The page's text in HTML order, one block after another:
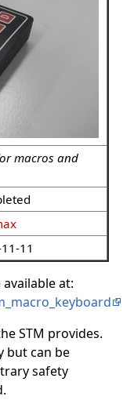
macros and
11
at:
STM provides.
but can be
safety